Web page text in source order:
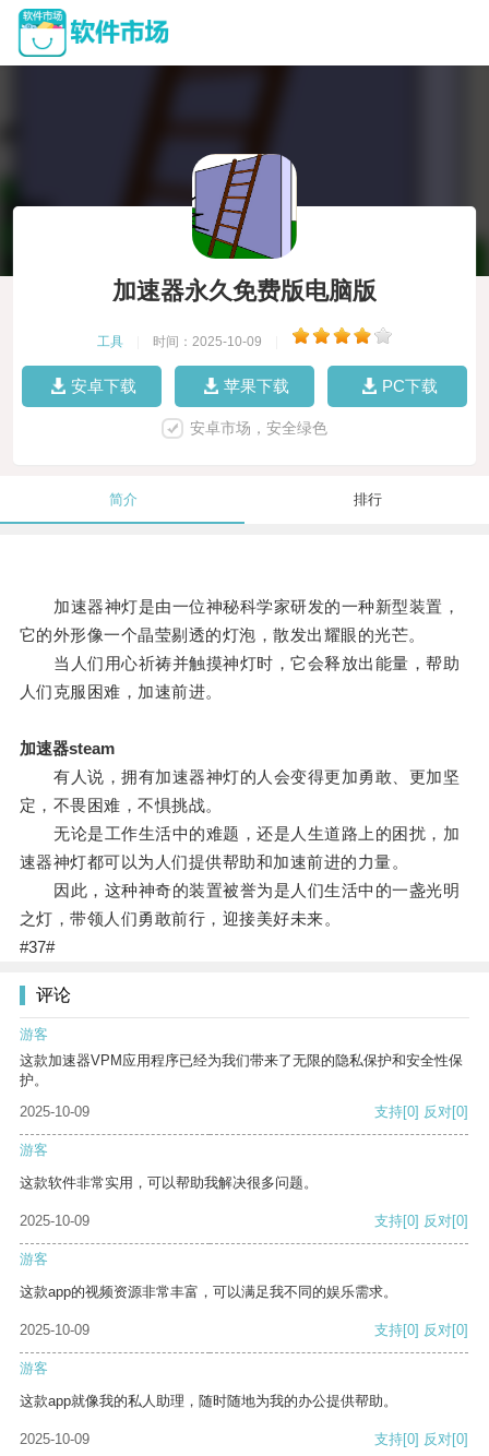
加速器永久免费版电脑版
工具 时间：2025-10-09
安卓下载 苹果下载 PC下载
安卓市场，安全绿色
简介 排行
加速器神灯是由一位神秘科学家研发的一种新型装置，
它的外形像一个晶莹剔透的灯泡，散发出耀眼的光芒。
当人们用心祈祷并触摸神灯时，它会释放出能量，帮助
人们克服困难，加速前进。
加速器steam
有人说，拥有加速器神灯的人会变得更加勇敢、更加坚
定，不畏困难，不惧挑战。
无论是工作生活中的难题，还是人生道路上的困扰，加
速器神灯都可以为人们提供帮助和加速前进的力量。
因此，这种神奇的装置被誉为是人们生活中的一盏光明
之灯，带领人们勇敢前行，迎接美好未来。
#37#
评论
游客
这款加速器VPM应用程序已经为我们带来了无限的隐私保护和安全性保
护。
2025-10-09
支持[0] 反对[0]
游客
这款软件非常实用，可以帮助我解决很多问题。
2025-10-09 支持[0] 反对[0]
游客
这款app的视频资源非常丰富，可以满足我不同的娱乐需求。
2025-10-09 支持[0] 反对[0]
游客
这款app就像我的私人助理，随时随地为我的办公提供帮助。
2025-10-09 支持[0] 反对[0]